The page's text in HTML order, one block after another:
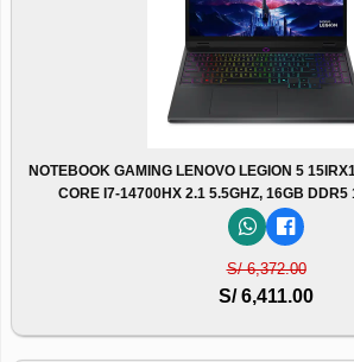
NOTEBOOK GAMING LENOVO LEGION 5
CORE I7-14700HX 2.1 5.5GHZ, 16GB DDR5
S/ 6,372.00
S/ 6,411.00